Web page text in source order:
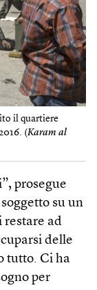
il quartiere
(Karam al
prosegue
su un
restare ad
delle
tutto. Ci ha
per